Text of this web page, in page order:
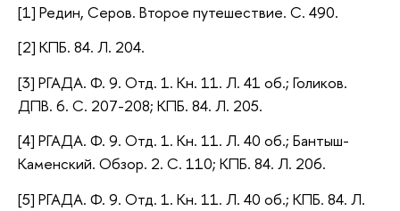
[1] Редин, Серов. Второе путешествие. С. 490.
[2] КПБ. 84. Л. 204.
[3] РГАДА. Ф. 9. Отд. 1. Кн. 11. Л. 41 об.; Голиков.
ДПВ. 6. С. 207-208; КПБ. 84. Л. 205.
[4] РГАДА. Ф. 9. Отд. 1. Кн. 11. Л. 40 об.; Бантыш-
Каменский. Обзор. 2. С. 110; КПБ. 84. Л. 206.
[5] РГАДА. Ф. 9. Отд. 1. Кн. 11. Л. 40 об.; КПБ. 84. Л.